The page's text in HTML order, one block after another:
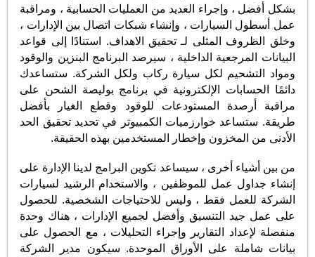
بشكل أفضل ، وإجراء العديد من العمليات الحسابية ، ومراقبة
عمل أسطول السيارات ، وإنشاء شبكات اتصال بين الإدارات ،
وخلق الظروف المثلى لـ تحقيق الاهداف. استنادًا إلى قواعد
البيانات المرجعية الداخلية ، سيرصد البرنامج البنزين والوقود
ومواد التشحيم لكل سيارة ركاب ولكل الشركة. ستساعدك
دائمًا الحسابات الإلكترونية في برنامج بوليصة الشحن على
مراقبة أرصدة المستودعات للوقود وقطع الغيار بأفضل
طريقة. ستساعد خوارزميات الكمبيوتر في تحديد تحقيق الحد
الأدنى من المخزون وإخطار المستخدمين بهذه الحقيقة.
من بين أشياء أخرى ، سيساعد تكوين البرامج لدينا الإدارة على
إنشاء جداول عمل للموظفين ، والاستخدام الرشيد لسيارات
الشركة للعمل فقط ، وليس للاحتياجات الشخصية. للحصول
على عمل جيد التنسيق وأفضل لجميع الإدارات ، هناك وحدة
منفصلة لإعداد التقارير وإجراء التحليلات ، مع الحصول على
بيانات شاملة على الأوراق الموحدة. سيكون مدير الشركة